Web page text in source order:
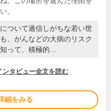
。
ついて過信しがちな若い世
、がんなどの大病のリスク
って、積極的…
ンタビュー全文を読む
細をみる